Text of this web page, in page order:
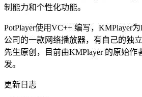
制能力和个性化功能。
PotPlayer使用VC++ 编写，KMPlayer
公司的一款网络播放器，有自己的独
先生原创，目前由KMPlayer 的原始作
发。
更新日志